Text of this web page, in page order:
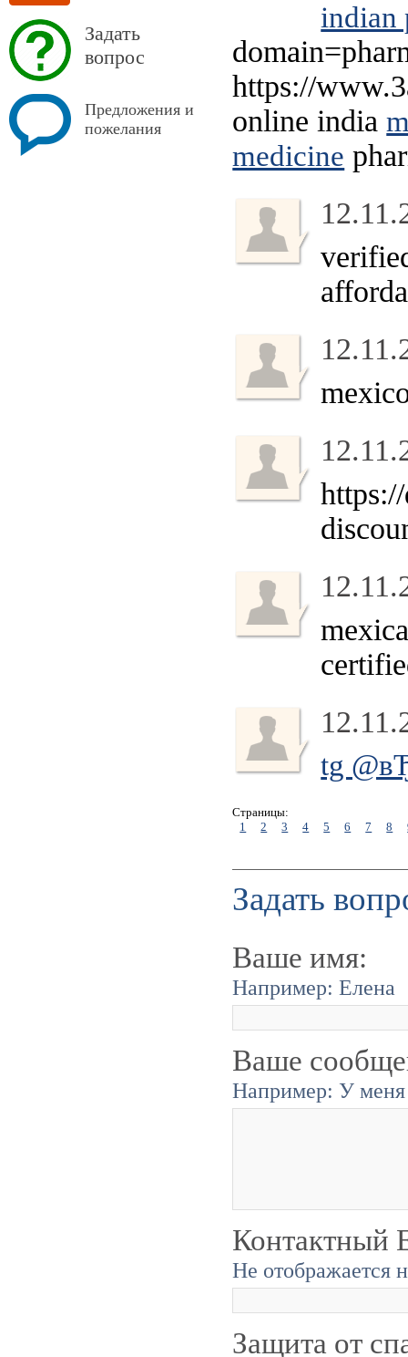
Задать
вопрос
Предложения и
пожелания
indian
https://
online india
medicine
tg
Страницы:
1
2 3 4 5 6 7 8
Задать
Ваше имя:
Например: Елена
Ваше
Например: У меня
Контактный
Не отображается
Защита от